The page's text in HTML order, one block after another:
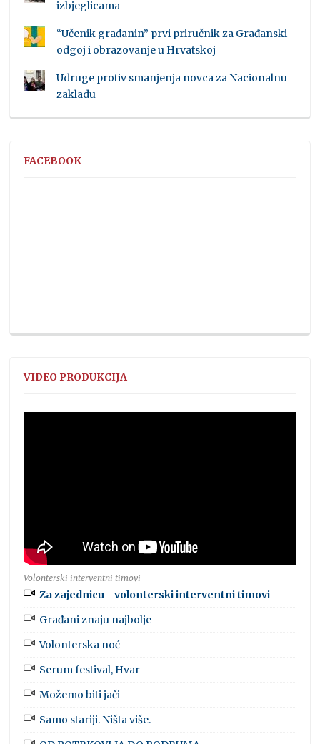
izbjeglicama
“Učenik građanin” prvi priručnik za Građanski
odgoj i obrazovanje u Hrvatskoj
Udruge protiv smanjenja novca za Nacionalnu
zakladu
FACEBOOK
VIDEO PRODUKCIJA
Volonterski interventni timovi
Za zajednicu - volonterski interventni timovi
Građani znaju najbolje
Volonterska noć
Serum festival, Hvar
Možemo biti jači
Samo stariji. Ništa više.